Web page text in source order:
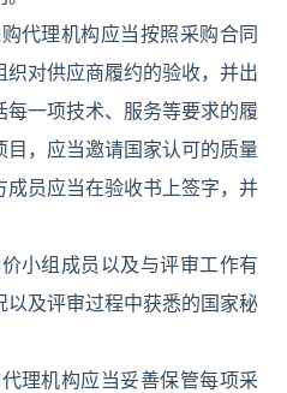
代理机构应当按照采购合同
对供应商履约的验收，并出
一项技术、服务等要求的履
，应当邀请国家认可的质量
员应当在验收书上签字，并
小组成员以及与评审工作有
及评审过程中获悉的国家秘
理机构应当妥善保管每项采